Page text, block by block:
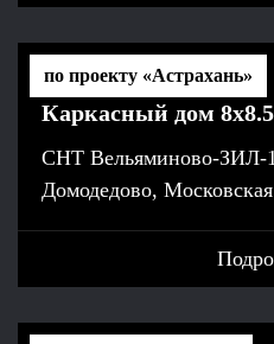
Каркасный дом 8х8.5
СНТ Вельяминово-ЗИЛ-
Домодедово, Московская
по проекту «Астрахань»